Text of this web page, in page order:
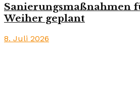
Sanierungsmaßnahmen
Weiher geplant
8. Juli 2026